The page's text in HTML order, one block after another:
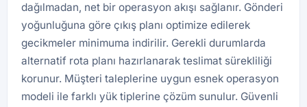
dağılmadan, net bir operasyon akışı sağlanır. Gönderi
yoğunluğuna göre çıkış planı optimize edilerek
gecikmeler minimuma indirilir. Gerekli durumlarda
alternatif rota planı hazırlanarak teslimat sürekliliği
korunur. Müşteri taleplerine uygun esnek operasyon
modeli ile farklı yük tiplerine çözüm sunulur. Güvenli